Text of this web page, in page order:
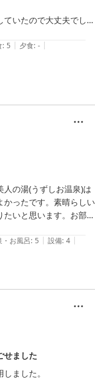
いたので大丈夫でし
が、同一グループであ
てくださり大変助かり
たいです。
: 5 | 夕食: - |
の湯(うずしお温泉)は
かったです。素晴らしい
いと思います。お部屋
ろげました。次回は
・お風呂: 5 | 設備: 4 |
せました
ました。